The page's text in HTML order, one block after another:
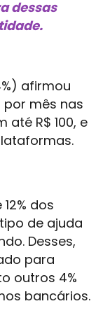
dessas
afirmou
mês nas
até R$ 100, e
dos
de ajuda
Desses,
para
outros 4%
bancários.